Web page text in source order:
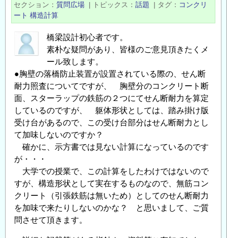
算
の
セクション
質問広場 | トピックス 話題 | タグ
コンクリ
ート 構造計算
橋梁設計初心者です。
素朴な疑問があり、皆様のご意見頂きたくメ
ール致します。
●胸壁の落橋防止装置が設置されている際の、せん断
耐力照査についてですが、 胸壁分のコンクリート断
面、スターラップの鉄筋の２つにてせん断耐力を算定
しているのですが、 躯体形状としては、踏み掛け版
受け台があるので、この受け台部分はせん断耐力とし
て加味しないのですか？
確かに、示方書では見ない計算になっているのです
が・・・
大学での授業で、この計算をしたわけではないので
すが、構造形状として実在するものなので、無筋コン
クリート（引張鉄筋は無いため）としてのせん断耐力
を加味で来たりしないのかな？ と思いまして、ご質
問させて頂きます。